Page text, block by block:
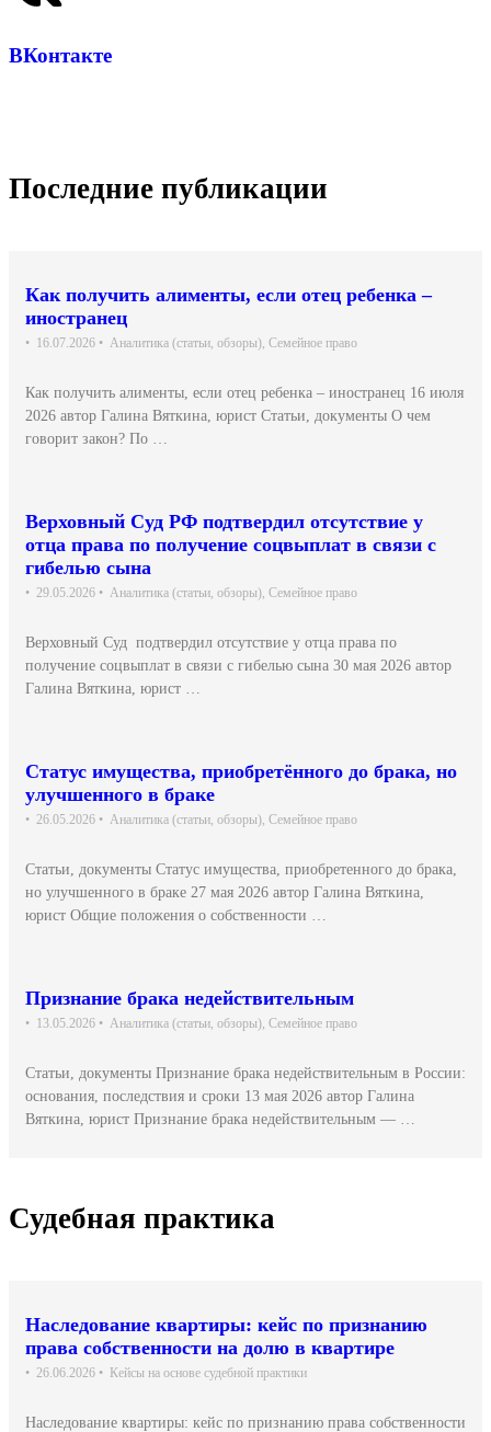
ВКонтакте
Последние публикации
Как получить алименты, если отец ребенка –
иностранец
• 16.07.2026 • Аналитика (статьи, обзоры) Семейное право
Как получить алименты, если отец ребенка – иностранец 16 июля
2026 автор Галина Вяткина, юрист Статьи, документы О чем
говорит закон? По …
Верховный Суд РФ подтвердил отсутствие у
отца права по получение соцвыплат в связи с
гибелью сына
• 29.05.2026 • Аналитика (статьи, обзоры) Семейное право
Верховный Суд подтвердил отсутствие у отца права по
получение соцвыплат в связи с гибелью сына 30 мая 2026 автор
Галина Вяткина, юрист …
Статус имущества, приобретённого до брака, но
улучшенного в браке
• 26.05.2026 • Аналитика (статьи, обзоры) Семейное право
Статьи, документы Статус имущества, приобретенного до брака,
но улучшенного в браке 27 мая 2026 автор Галина Вяткина,
юрист Общие положения о собственности …
Признание брака недействительным
• 13.05.2026 • Аналитика (статьи, обзоры) Семейное право
Статьи, документы Признание брака недействительным в России:
основания, последствия и сроки 13 мая 2026 автор Галина
Вяткина, юрист Признание брака недействительным — …
Судебная практика
Наследование квартиры: кейс по признанию
права собственности на долю в квартире
• 26.06.2026 • Кейсы на основе судебной практики
Наследование квартиры: кейс по признанию права собственности